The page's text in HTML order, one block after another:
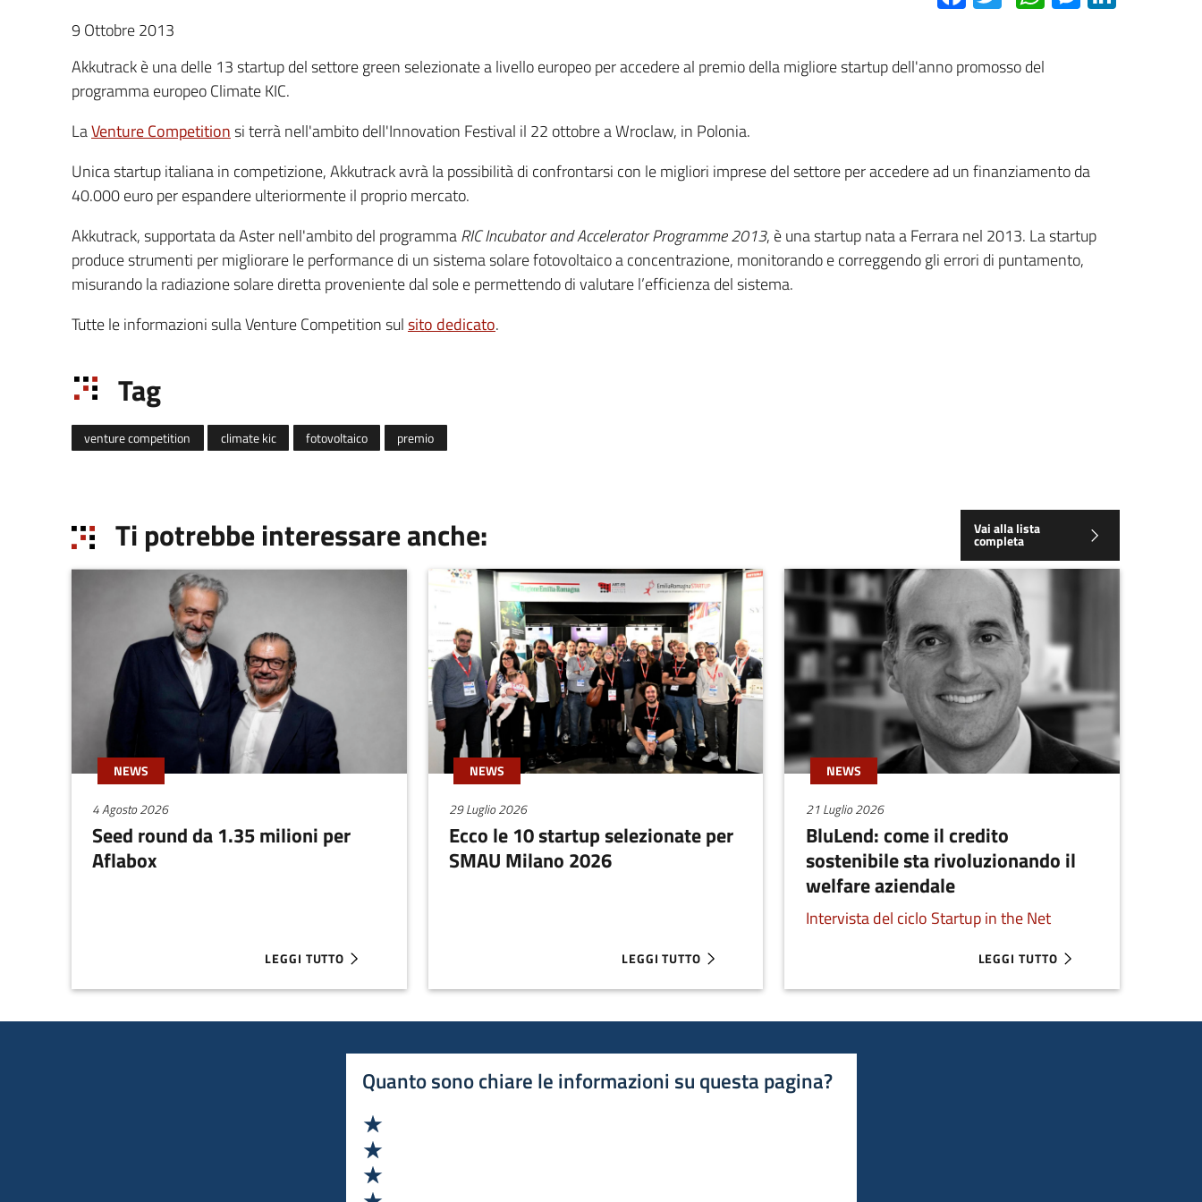
9 Ottobre 2013
Akkutrack è una delle 13 startup del settore green selezionate a livello europeo per accedere al premio della migliore startup dell'anno promosso del
programma europeo Climate KIC.
LaVenture Competitionsi terrà nell'ambito dell'Innovation Festival il 22 ottobre a Wroclaw, in Polonia.
Unica startup italiana in competizione, Akkutrack avrà la possibilità di confrontarsi con le migliori imprese del settore per accedere ad un finanziamento da
40.000 euro per espandere ulteriormente il proprio mercato.
Akkutrack, supportata da Aster nell'ambito del programmaRIC Incubator and Accelerator Programme 2013, è una startup nata a Ferrara nel 2013. La startup
produce strumenti per migliorare le performance di un sistema solare fotovoltaico a concentrazione, monitorando e correggendo gli errori di puntamento,
misurando la radiazione solare diretta proveniente dal sole e permettendo di valutare l’efficienza del sistema.
Tutte le informazioni sulla Venture Competition sulsito dedicato.
Tag
venture competition climate kic fotovoltaico premio
Ti potrebbe interessare anche: Vai alla lista
completa
NEWS
4 Agosto 2026
Seed round da 1.35 milioni per
Aflabox
LEGGI TUTTO
ABOUT SEED ROUND DA 1.35 MILIONI PER AFLABOX
NEWS
29 Luglio 2026
Ecco le 10 startup selezionate per
SMAU Milano 2026
LEGGI TUTTO
ABOUT ECCO LE 10 STARTUP SELEZIONATE PER SMAU MILANO 2026
NEWS
21 Luglio 2026
BluLend: come il credito
sostenibile sta rivoluzionando il
welfare aziendale
Intervista del ciclo Startup in the Net
LEGGI TUTTO
ABOUT BLULEND: COME IL
Quanto sono chiare le informazioni su questa pagina?